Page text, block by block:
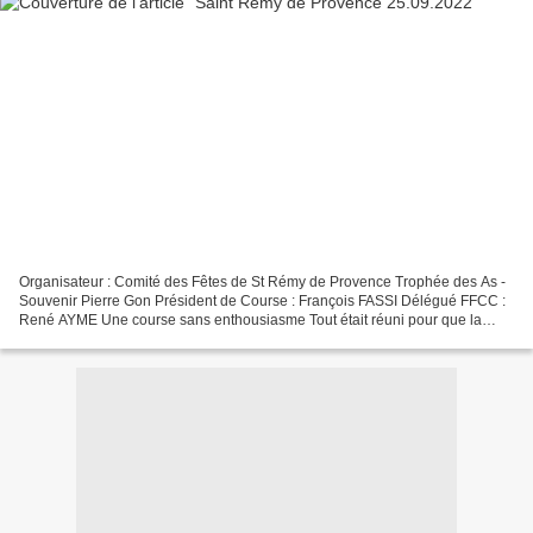
Organisateur : Comité des Fêtes de St Rémy de Provence Trophée des As -
Souvenir Pierre Gon Président de Course : François FASSI Délégué FFCC :
René AYME Une course sans enthousiasme Tout était réuni pour que la